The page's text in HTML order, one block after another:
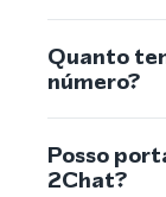
Quanto
número?
Posso
2Chat?